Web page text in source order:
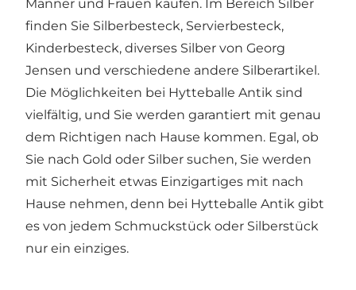
Männer und Frauen kaufen. Im Bereich Silber
finden Sie Silberbesteck, Servierbesteck,
Kinderbesteck, diverses Silber von Georg
Jensen und verschiedene andere Silberartikel.
Die Möglichkeiten bei Hytteballe Antik sind
vielfältig, und Sie werden garantiert mit genau
dem Richtigen nach Hause kommen. Egal, ob
Sie nach Gold oder Silber suchen, Sie werden
mit Sicherheit etwas Einzigartiges mit nach
Hause nehmen, denn bei Hytteballe Antik gibt
es von jedem Schmuckstück oder Silberstück
nur ein einziges.